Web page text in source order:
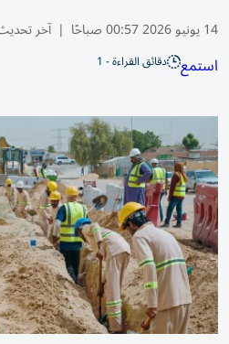
14 يونيو 2026 00:57 صباحًا | آخر
استمع دقائق القراءة - 1